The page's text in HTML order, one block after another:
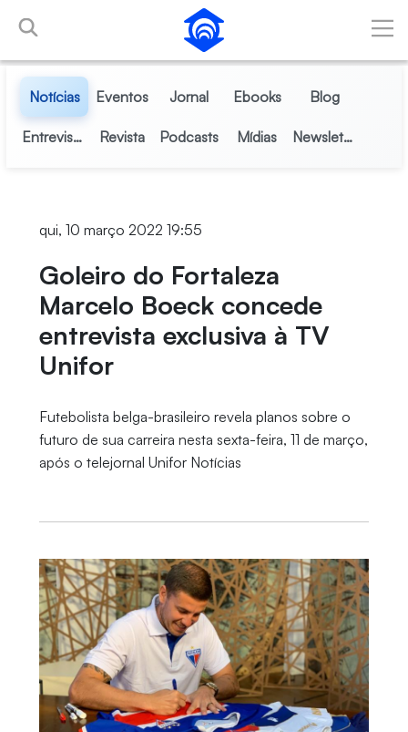
Pular para o Conteúdo principal
Notícias Eventos Jornal Ebooks Blog
Entrevistas Revista Podcasts Mídias Newsletter
qui, 10 março 2022 19:55
Goleiro do Fortaleza
Marcelo Boeck concede
entrevista exclusiva à TV
Unifor
Futebolista belga-brasileiro revela planos sobre o
futuro de sua carreira nesta sexta-feira, 11 de março,
após o telejornal Unifor Notícias